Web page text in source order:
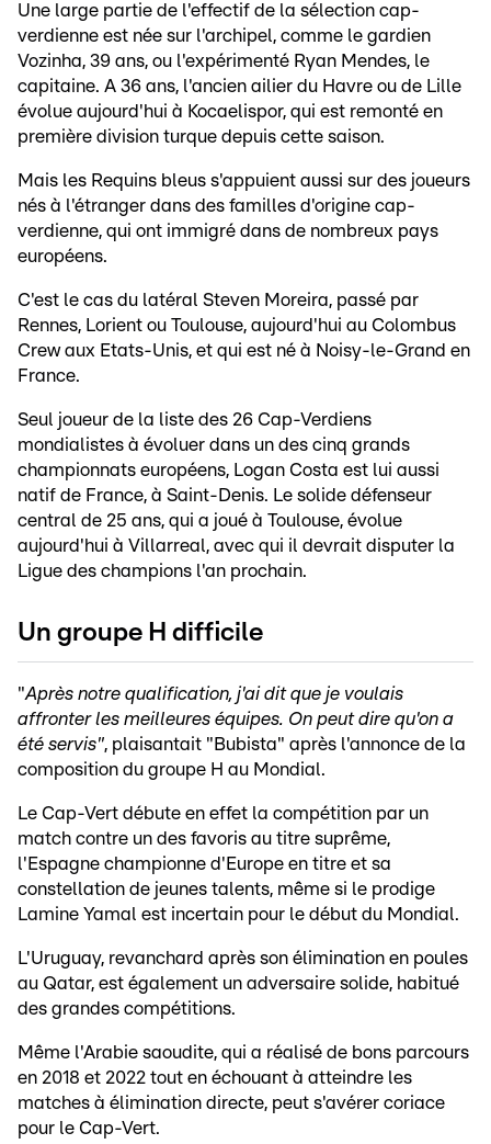
Une large partie de l'effectif de la sélection cap-
verdienne est née sur l'archipel, comme le gardien
Vozinha, 39 ans, ou l'expérimenté Ryan Mendes, le
capitaine. A 36 ans, l'ancien ailier du Havre ou de Lille
évolue aujourd'hui à Kocaelispor, qui est remonté en
première division turque depuis cette saison.
Mais les Requins bleus s'appuient aussi sur des joueurs
nés à l'étranger dans des familles d'origine cap-
verdienne, qui ont immigré dans de nombreux pays
européens.
C'est le cas du latéral Steven Moreira, passé par
Rennes, Lorient ou Toulouse, aujourd'hui au Colombus
Crew aux Etats-Unis, et qui est né à Noisy-le-Grand en
France.
Seul joueur de la liste des 26 Cap-Verdiens
mondialistes à évoluer dans un des cinq grands
championnats européens, Logan Costa est lui aussi
natif de France, à Saint-Denis. Le solide défenseur
central de 25 ans, qui a joué à Toulouse, évolue
aujourd'hui à Villarreal, avec qui il devrait disputer la
Ligue des champions l'an prochain.
Un groupe H difficile
"Après notre qualification, j'ai dit que je voulais
affronter les meilleures équipes. On peut dire qu'on a
été servis", plaisantait "Bubista" après l'annonce de la
composition du groupe H au Mondial.
Le Cap-Vert débute en effet la compétition par un
match contre un des favoris au titre suprême,
l'Espagne championne d'Europe en titre et sa
constellation de jeunes talents, même si le prodige
Lamine Yamal est incertain pour le début du Mondial.
L'Uruguay, revanchard après son élimination en poules
au Qatar, est également un adversaire solide, habitué
des grandes compétitions.
Même l'Arabie saoudite, qui a réalisé de bons parcours
en 2018 et 2022 tout en échouant à atteindre les
matches à élimination directe, peut s'avérer coriace
pour le Cap-Vert.